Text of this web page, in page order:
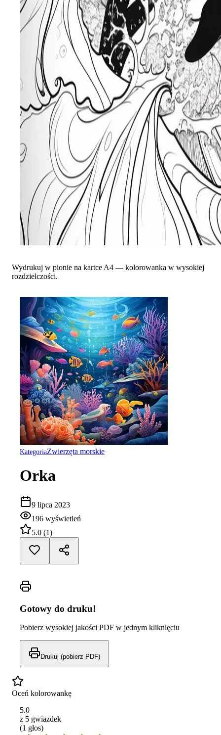
Wydrukuj w pionie na kartce A4 — kolorowanka w wysokiej
rozdzielczości.
KategoriaZwierzęta morskie
Orka
9 lipca 2023
196 wyświetleń
5.0 (1)
Gotowy do druku!
Pobierz wysokiej jakości PDF w jednym kliknięciu
Drukuj (pobierz PDF)
Oceń kolorowankę
5.0
z 5 gwiazdek
(1 głos)